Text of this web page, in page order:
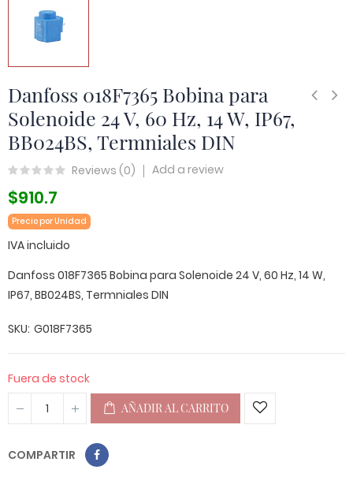
Danfoss 018F7365 Bobina para
Solenoide 24 V, 60 Hz, 14 W, IP67,
BB024BS, Termniales DIN
Reviews (0) Add a review
$910.7
Precio por Unidad
IVA incluido
Danfoss 018F7365 Bobina para Solenoide 24 V, 60 Hz, 14 W,
IP67, BB024BS, Termniales DIN
SKU G018F7365
Fuera de stock
AÑADIR AL CARRITO
COMPARTIR